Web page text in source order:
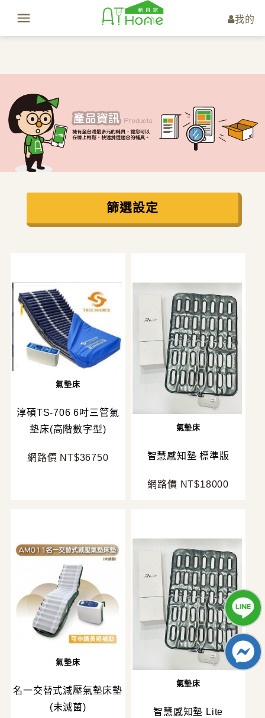
我的
篩選設定
氣墊床
淳碩TS-706 6吋三管氣
墊床(高階數字型)
網路價 NT$36750
氣墊床
智慧感知墊 標準版
網路價 NT$18000
氣墊床
名一交替式減壓氣墊床墊
(未滅菌)
氣墊床
智慧感知墊 Lite